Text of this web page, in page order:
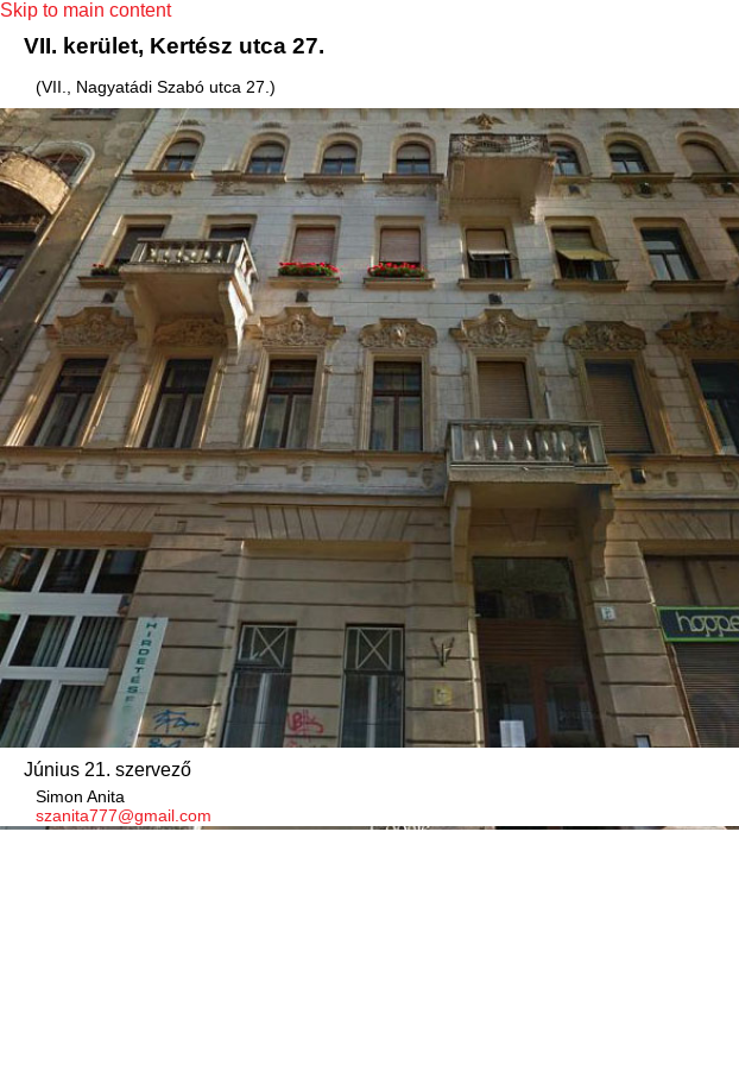
Skip to main content
VII. kerület, Kertész utca 27.
(VII., Nagyatádi Szabó utca 27.)
Június 21. szervező
Simon Anita
szanita777@gmail.com